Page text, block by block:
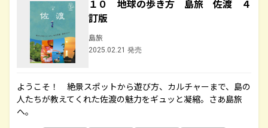
１０ 地球の歩き方 島旅 佐渡 ４
訂版
島旅
2025.02.21 発売
ようこそ！ 絶景スポットから遊び方、カルチャーまで、島の
人たちが教えてくれた佐渡の魅力をギュッと凝縮。さあ島旅
へ。